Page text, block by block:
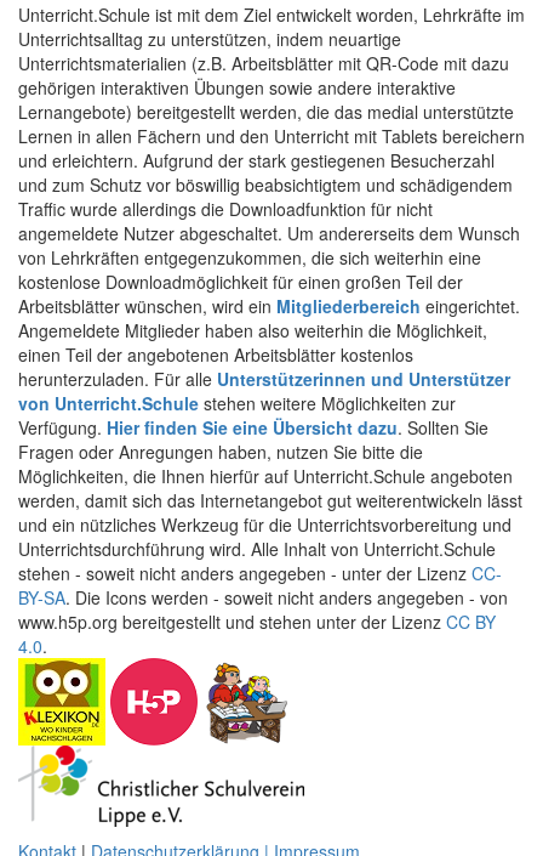
Unterricht.Schule ist mit dem Ziel entwickelt worden, Lehrkräfte im
Unterrichtsalltag zu unterstützen, indem neuartige
Unterrichtsmaterialien (z.B. Arbeitsblätter mit QR-Code mit dazu
gehörigen interaktiven Übungen sowie andere interaktive
Lernangebote) bereitgestellt werden, die das medial unterstützte
Lernen in allen Fächern und den Unterricht mit Tablets bereichern
und erleichtern. Aufgrund der stark gestiegenen Besucherzahl
und zum Schutz vor böswillig beabsichtigtem und schädigendem
Traffic wurde allerdings die Downloadfunktion für nicht
angemeldete Nutzer abgeschaltet. Um andererseits dem Wunsch
von Lehrkräften entgegenzukommen, die sich weiterhin eine
kostenlose Downloadmöglichkeit für einen großen Teil der
Arbeitsblätter wünschen, wird ein Mitgliederbereich eingerichtet.
Angemeldete Mitglieder haben also weiterhin die Möglichkeit,
einen Teil der angebotenen Arbeitsblätter kostenlos
herunterzuladen. Für alle Unterstützerinnen und Unterstützer
von Unterricht.Schule stehen weitere Möglichkeiten zur
Verfügung. Hier finden Sie eine Übersicht dazu. Sollten Sie
Fragen oder Anregungen haben, nutzen Sie bitte die
Möglichkeiten, die Ihnen hierfür auf Unterricht.Schule angeboten
werden, damit sich das Internetangebot gut weiterentwickeln lässt
und ein nützliches Werkzeug für die Unterrichtsvorbereitung und
Unterrichtsdurchführung wird. Alle Inhalt von Unterricht.Schule
stehen - soweit nicht anders angegeben - unter der Lizenz CC-
BY-SA. Die Icons werden - soweit nicht anders angegeben - von
www.h5p.org bereitgestellt und stehen unter der Lizenz CC BY
4.0.
Kontakt | Datenschutzerklärung | Impressum